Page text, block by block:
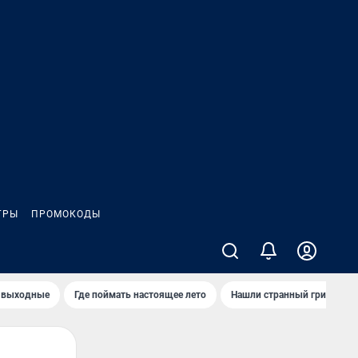
ПРОМОКОДЫ
Где поймать настоящее лето Нашли странный гриб